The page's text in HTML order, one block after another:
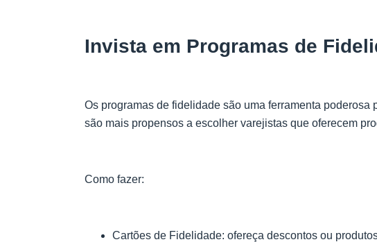
Invista em Programas de
Os programas de fidelidade são uma ferramenta
são mais propensos a escolher varejistas que oferecem
Como fazer:
Cartões de Fidelidade: ofereça descontos ou